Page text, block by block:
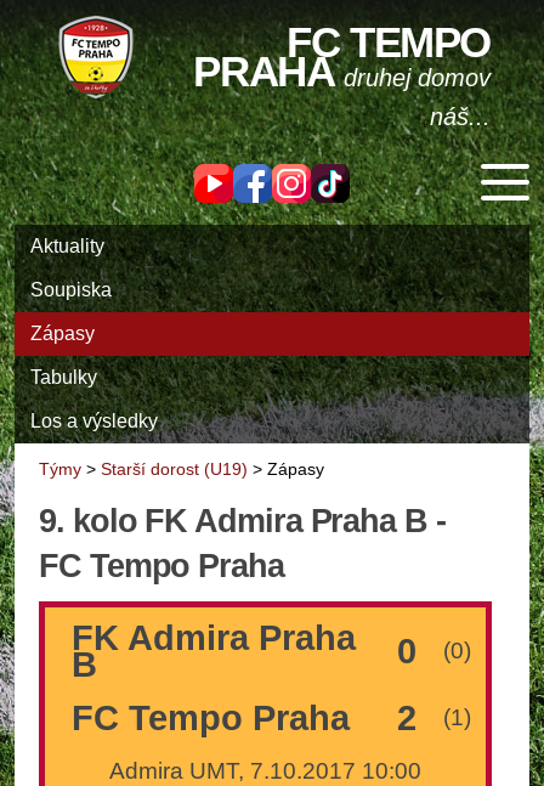
FC TEMPO
PRAHAdruhej domov
náš...
Aktuality
Soupiska
Zápasy
Tabulky
Los a výsledky
Týmy > Starší dorost (U19) > Zápasy
9. kolo FK Admira Praha B -
FC Tempo Praha
FK Admira Praha
B 0 (0)
FC Tempo Praha 2 (1)
Admira UMT, 7.10.2017 10:00